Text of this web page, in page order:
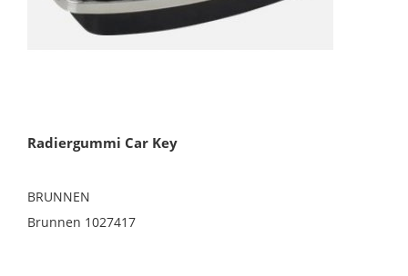
Radiergummi Car Key
BRUNNEN
Brunnen 1027417